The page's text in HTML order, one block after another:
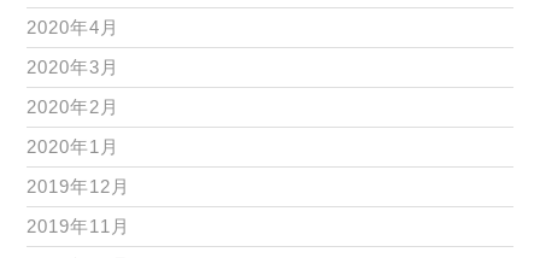
2020年4月
2020年3月
2020年2月
2020年1月
2019年12月
2019年11月